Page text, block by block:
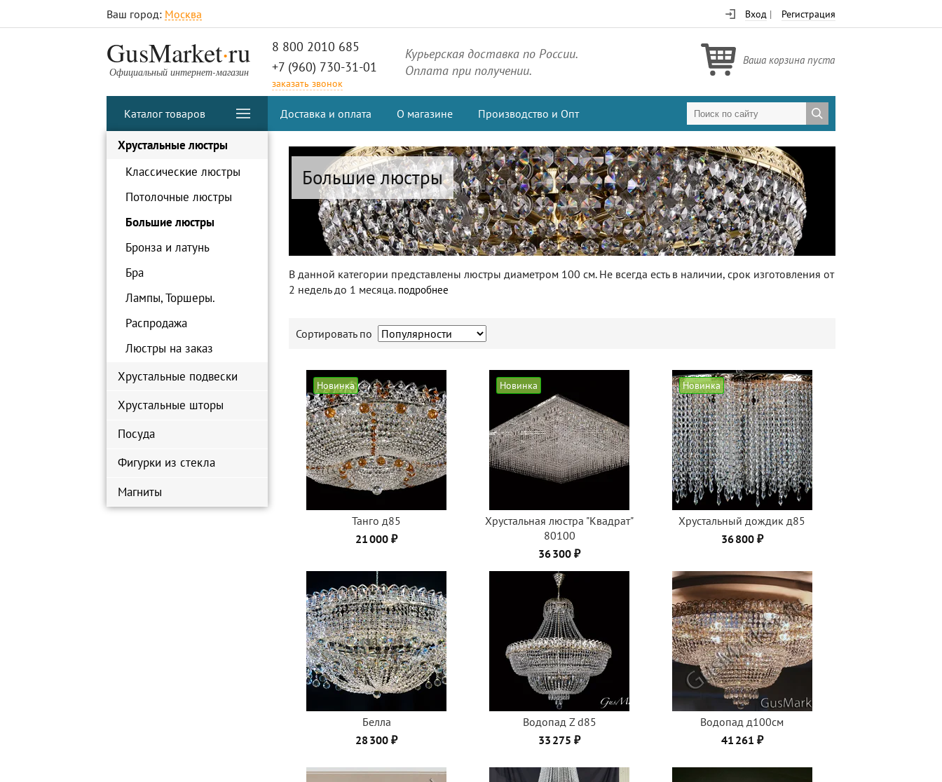
Ваш город: Москва Вход | Регистрация
GusMarket.ru
Официальный интернет-магазин
8 800 2010 685
+7 (960) 730-31-01
заказать звонок
Курьерская доставка по России.
Оплата при получении.
Ваша корзина пуста
Каталог товаров
Хрустальные люстры
Классические люстры
Потолочные люстры
Большие люстры
Бронза и латунь
Бра
Лампы, Торшеры.
Распродажа
Люстры на заказ
Хрустальные подвески
Хрустальные шторы
Посуда
Фигурки из стекла
Магниты
Доставка и оплата О магазине Производство и Опт
Большие люстры
В данной категории представлены люстры диаметром 100 см. Не всегда есть в наличии, срок изготовления от
2 недель до 1 месяца. подробнее
Сортировать по
Новинка
Танго д85
21 000 ₽
Новинка
Хрустальная люстра "Квадрат"
80100
36 300 ₽
Новинка
Хрустальный дождик д85
36 800 ₽
Белла
28 300 ₽
Водопад Z d85
33 275 ₽
Водопад д100см
41 261 ₽